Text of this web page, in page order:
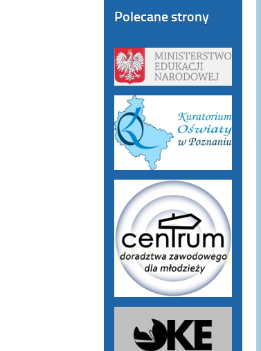
Polecane strony